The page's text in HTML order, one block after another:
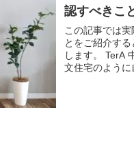
認すべきこ
この記事では
とをご紹介す
します。 TerA
文住宅のよう